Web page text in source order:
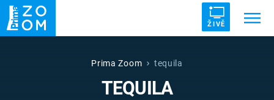
ŽIVĚ
UFO DRUHÁ SVĚTOVÁ VÁLKA
VETŘELCI DÁVNOVĚKU
Prima Zoom tequila
TEQUILA